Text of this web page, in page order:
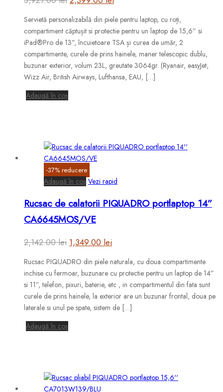
inițial
a
fost:
3,927.00 lei.
curent
este:
2,399.00 lei.
Servietă personalizabilă din piele pentru laptop, cu roți,
compartiment căptușit si protectie pentru un laptop de 15,6” si
iPad®Pro de 13”, încuietoare TSA și curea de umăr, 2
compartimente, curele de prins hainele, maner telescopic dublu,
buzunar exterior, volum 23L, greutate 3064gr. (Ryanair, easyJet,
Wizz Air, British Airways, Lufthansa, EAU, […]
Adaugă în coș
-37% reducere
Adaugă în coș Vezi rapid
Rucsac de calatorii PIQUADRO portlaptop 14”
CA6645MOS/VE
2,142.00lei Prețul
inițial
a
fost:
2,142.00 lei.
1,349.00 lei
curent
este:
1,349.00 lei.
Rucsac PIQUADRO din piele naturala, cu doua compartimente
inchise cu fermoar, buzunare cu protectie pentru un laptop de 14”
si 11”, telefon, pixuri, baterie, etc , in compartimentul din fata sunt
curele de prins hainele, la exterior are un buzunar frontal, doua pe
laterale si unul pe spate, sistem de […]
Adaugă în coș